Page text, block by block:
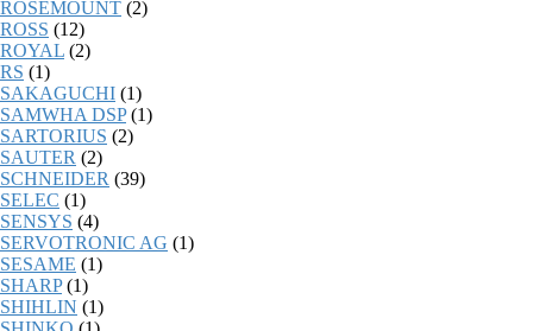
ROSEMOUNT (2)
ROSS (12)
ROYAL (2)
RS (1)
SAKAGUCHI (1)
SAMWHA DSP (1)
SARTORIUS (2)
SAUTER (2)
SCHNEIDER (39)
SELEC (1)
SENSYS (4)
SERVOTRONIC AG (1)
SESAME (1)
SHARP (1)
SHIHLIN (1)